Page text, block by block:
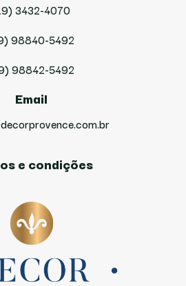
3432-4070
98840-5492
98842-5492
Email
e condições